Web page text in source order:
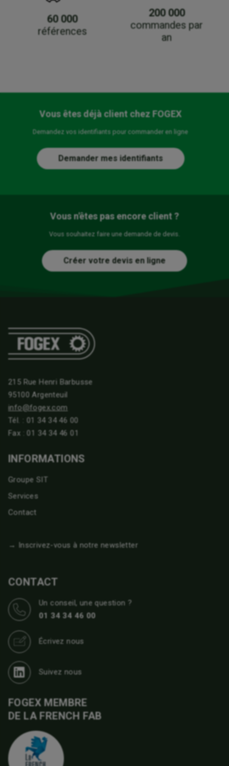
60 000
références
200 000
commandes par
an
Vous êtes déjà client chez FOGEX
Demandez vos identifiants pour commander en ligne
Demander mes identifiants
Vous n'êtes pas encore client ?
Vous souhaitez faire une demande de devis.
Créer votre devis en ligne
215 Rue Henri Barbusse
95100 Argenteuil
info@fogex.com
Tél. : 01 34 34 46 00
Fax : 01 34 34 46 01
INFORMATIONS
Groupe SIT
Services
Contact
→ Inscrivez-vous à notre newsletter
CONTACT
Un conseil, une question ?
01 34 34 46 00
Écrivez nous
Suivez nous
FOGEX MEMBRE
DE LA FRENCH FAB